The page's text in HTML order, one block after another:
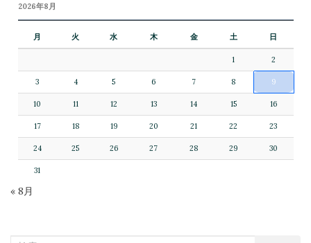
2026年8月
月 火 水 木 金 土 日
1 2
3 4 5 6 7 8 9
10 11 12 13 14 15 16
17 18 19 20 21 22 23
24 25 26 27 28 29 30
31
« 8月